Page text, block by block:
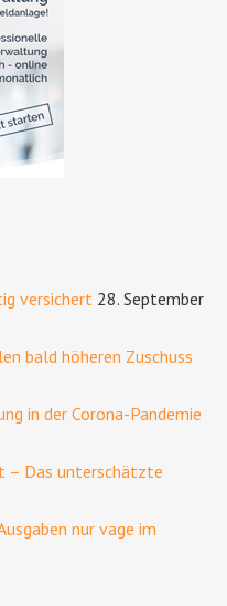
versichert 28. September
bald höheren Zuschuss
in der Corona-Pandemie
– Das unterschätzte
nur vage im